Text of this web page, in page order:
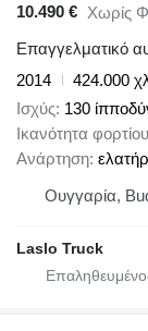
10.490 € Χωρίς
Επαγγελματικό
2014
424.000
Ισχύς 130
Ικανότητα φορτίου
Ανάρτηση
Ουγγαρία,
Laslo Truck